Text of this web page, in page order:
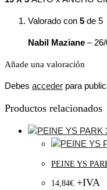
Valorado con 5 de 5
Nabil Maziane –
Añade una valoración
Debes acceder para
Productos relacionados
PEINE YS
14,84€ +IVA